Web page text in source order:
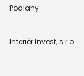
Podlahy
Interiér Invest, s.r.o.